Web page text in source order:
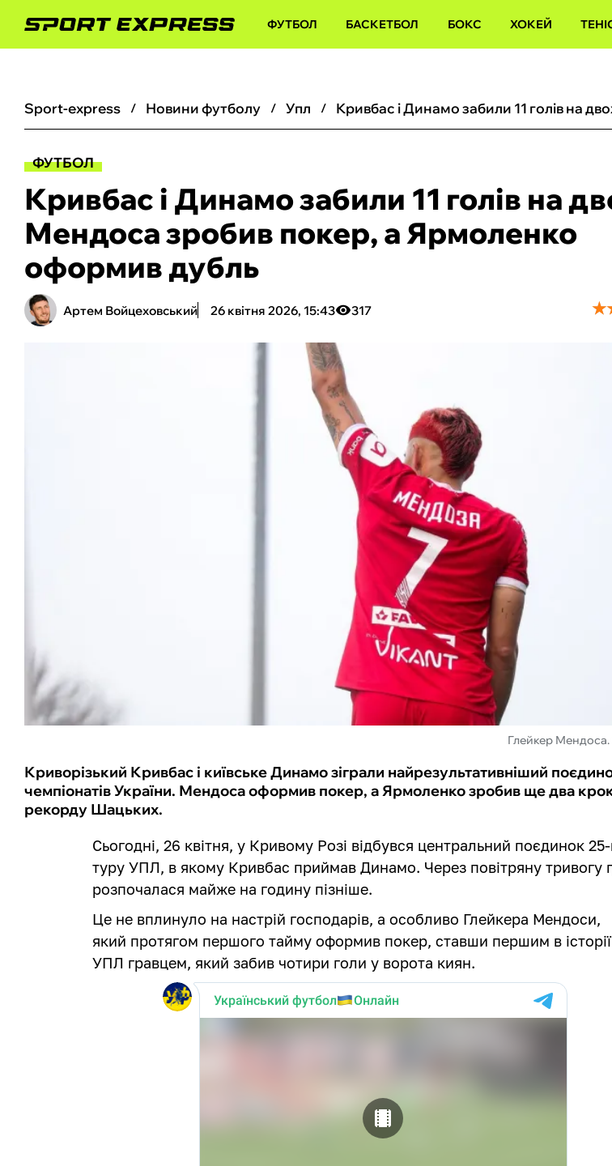
ФУТБОЛ БАСКЕТБОЛ БОКС ХОКЕЙ
sport-express новини футболу упл
ФУТБОЛ
Кривбас і Динамо забили 11 голів на
Мендоса зробив покер, а Ярмоленко
оформив дубль
Артем Войцеховський 26 квітня 2026, 15:43 317 ★
★
Глейкер
Криворізький Кривбас і київське Динамо зіграли найрезультативніший
чемпіонатів України. Мендоса оформив покер, а Ярмоленко зробив ще два
рекорду Шацьких.
Сьогодні, 26 квітня, у Кривому Розі відбувся центральний поєдинок 25-
туру УПЛ, в якому Кривбас приймав Динамо. Через повітряну тривогу
розпочалася майже на годину пізніше.
Це не вплинуло на настрій господарів, а особливо Глейкера Мендоси,
який протягом першого тайму оформив покер, ставши першим в історії
УПЛ гравцем, який забив чотири голи у ворота киян.